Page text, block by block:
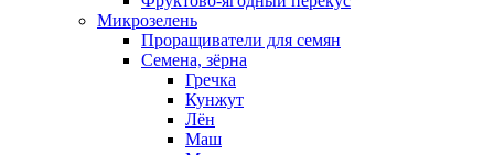
Микрозелень
Проращиватели для семян
Семена, зёрна
Гречка
Кунжут
Лён
Маш